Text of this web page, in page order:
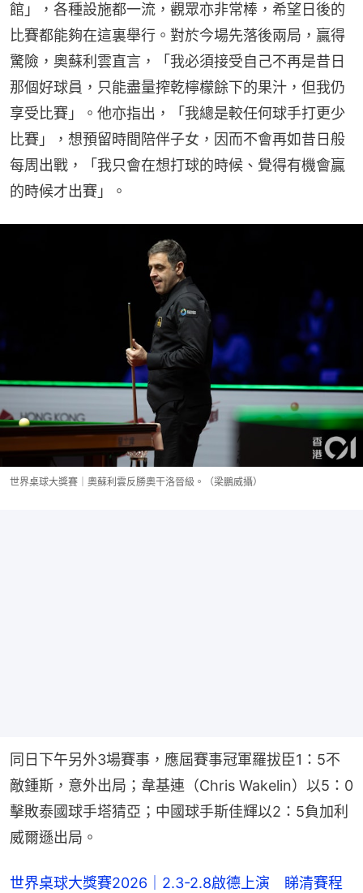
館」，各種設施都一流，觀眾亦非常棒，希望日後的
比賽都能夠在這裏舉行。對於今場先落後兩局，贏得
驚險，奧蘇利雲直言，「我必須接受自己不再是昔日
那個好球員，只能盡量搾乾檸檬餘下的果汁，但我仍
享受比賽」。他亦指出，「我總是較任何球手打更少
比賽」，想預留時間陪伴子女，因而不會再如昔日般
每周出戰，「我只會在想打球的時候、覺得有機會贏
的時候才出賽」。
世界桌球大獎賽｜奧蘇利雲反勝奧干洛晉級。（梁鵬威攝）
同日下午另外3場賽事，應屆賽事冠軍羅拔臣1：5不
敵鍾斯，意外出局；韋基連（Chris Wakelin）以5：0
擊敗泰國球手塔猜亞；中國球手斯佳輝以2：5負加利
威爾遜出局。
世界桌球大獎賽2026｜2.3-2.8啟德上演 睇清賽程